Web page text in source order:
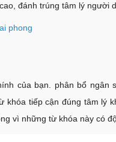
đánh trúng tâm lý người
phong
của bạn. phân bổ
khóa tiếp cận đúng tâm
vì những từ khóa này có